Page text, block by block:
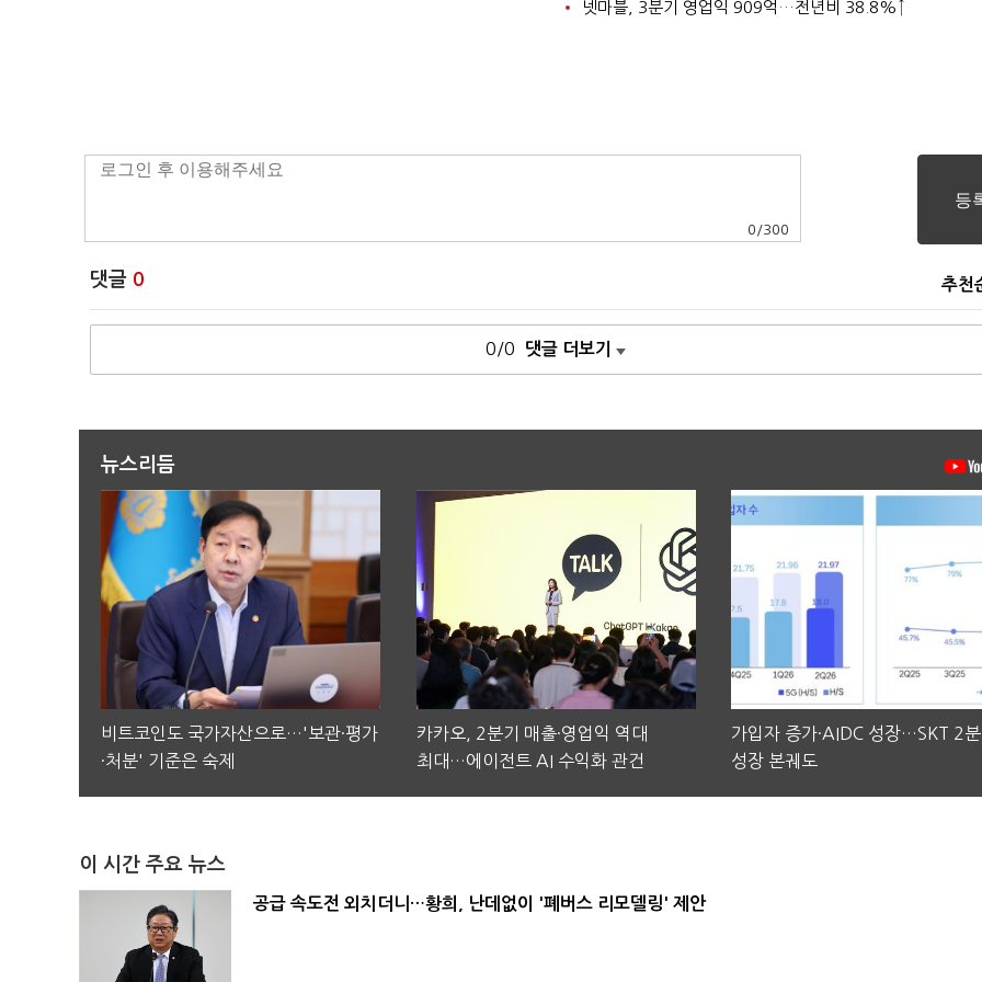
넷마블, 3분기 영업익 909억…전년비 38.8%↑
0 /300
댓글 0 추천
0/0 댓글 더보기
뉴스리듬
비트코인도 국가자산으로…'보관·평가
·처분' 기준은 숙제
카카오, 2분기 매출·영업익 역대
최대…에이전트 AI 수익화 관건
가입자 증가·AIDC 성장…SKT 2
성장 본궤도
이 시간 주요 뉴스
공급 속도전 외치더니…황희, 난데없이 '폐버스 리모델링' 제안